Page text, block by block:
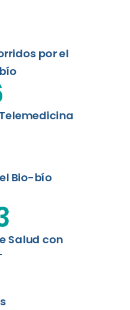
por el
Bio-bío
Salud con